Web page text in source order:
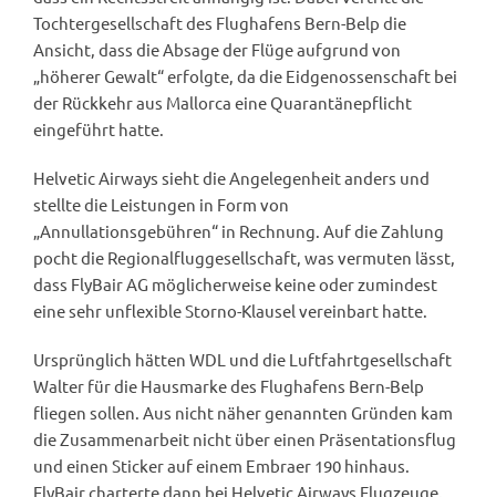
Tochtergesellschaft des Flughafens Bern-Belp die
Ansicht, dass die Absage der Flüge aufgrund von
„höherer Gewalt“ erfolgte, da die Eidgenossenschaft bei
der Rückkehr aus Mallorca eine Quarantänepflicht
eingeführt hatte.
Helvetic Airways sieht die Angelegenheit anders und
stellte die Leistungen in Form von
„Annullationsgebühren“ in Rechnung. Auf die Zahlung
pocht die Regionalfluggesellschaft, was vermuten lässt,
dass FlyBair AG möglicherweise keine oder zumindest
eine sehr unflexible Storno-Klausel vereinbart hatte.
Ursprünglich hätten WDL und die Luftfahrtgesellschaft
Walter für die Hausmarke des Flughafens Bern-Belp
fliegen sollen. Aus nicht näher genannten Gründen kam
die Zusammenarbeit nicht über einen Präsentationsflug
und einen Sticker auf einem Embraer 190 hinhaus.
FlyBair charterte dann bei Helvetic Airways Flugzeuge.